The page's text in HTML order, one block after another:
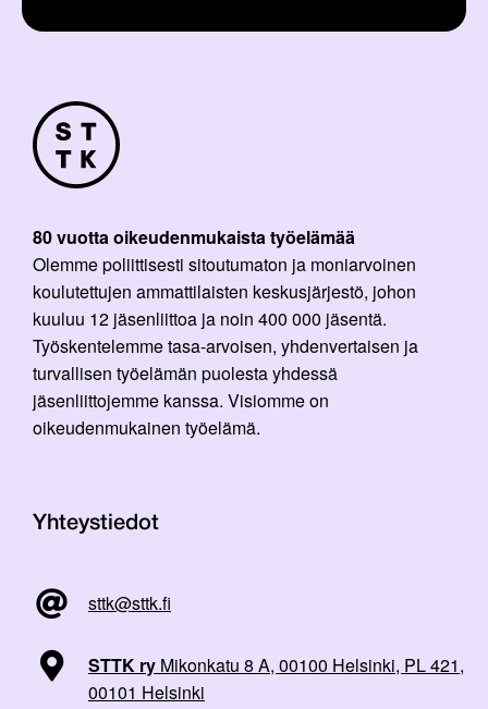
80 vuotta oikeudenmukaista työelämää
Olemme poliittisesti sitoutumaton ja moniarvoinen
koulutettujen ammattilaisten keskusjärjestö, johon
kuuluu 12 jäsenliittoa ja noin 400 000 jäsentä.
Työskentelemme tasa-arvoisen, yhdenvertaisen ja
turvallisen työelämän puolesta yhdessä
jäsenliittojemme kanssa. Visiomme on
oikeudenmukainen työelämä.
Yhteystiedot
sttk@sttk.fi
STTK ry Mikonkatu 8 A, 00100 Helsinki, PL 421,
00101 Helsinki